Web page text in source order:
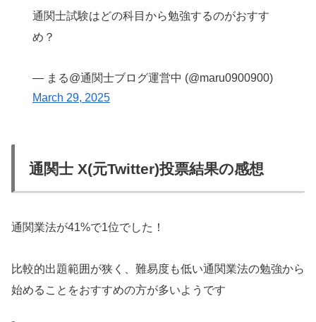
通関士試験はどの科目から勉強するのがおすす
め？
— まる@通関士ブログ運営中 (@maru0900900)
March 29, 2025
通関士 X(元Twitter)投票結果の感想
通関業法が41%で1位でした！
比較的出題範囲が狭く、難易度も低い通関業法の勉強から
始めることをおすすめの方が多いようです